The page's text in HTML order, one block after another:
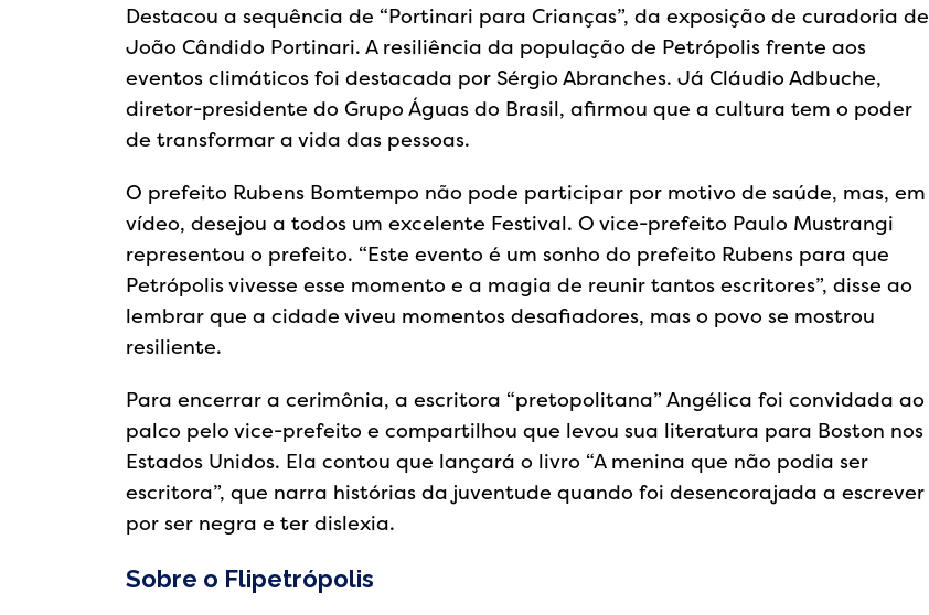
Destacou a sequência de “Portinari para Crianças”, da exposição de curadoria de
João Cândido Portinari. A resiliência da população de Petrópolis frente aos
eventos climáticos foi destacada por Sérgio Abranches. Já Cláudio Adbuche,
diretor-presidente do Grupo Águas do Brasil, afirmou que a cultura tem o poder
de transformar a vida das pessoas.
O prefeito Rubens Bomtempo não pode participar por motivo de saúde, mas, em
vídeo, desejou a todos um excelente Festival. O vice-prefeito Paulo Mustrangi
representou o prefeito. “Este evento é um sonho do prefeito Rubens para que
Petrópolis vivesse esse momento e a magia de reunir tantos escritores”, disse ao
lembrar que a cidade viveu momentos desafiadores, mas o povo se mostrou
resiliente.
Para encerrar a cerimônia, a escritora “pretopolitana” Angélica foi convidada ao
palco pelo vice-prefeito e compartilhou que levou sua literatura para Boston nos
Estados Unidos. Ela contou que lançará o livro “A menina que não podia ser
escritora”, que narra histórias da juventude quando foi desencorajada a escrever
por ser negra e ter dislexia.
Sobre o Flipetrópolis